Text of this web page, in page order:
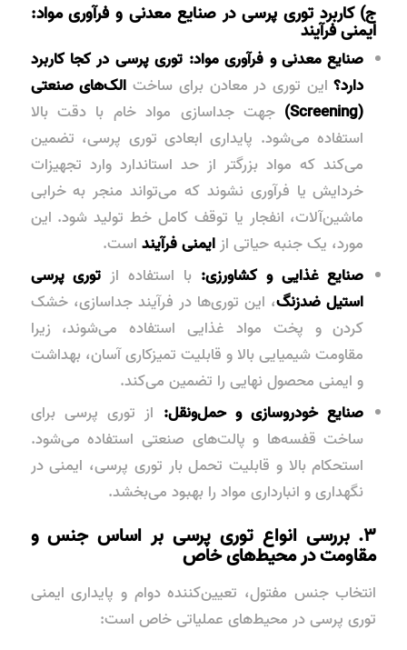
ج) کاربرد توری پرسی در صنایع معدنی و فرآوری مواد:
ایمنی فرآیند
صنایع معدنی و فرآوری مواد: توری پرسی در کجا کاربرد
دارد؟این توری در معادن برای ساخت الک‌های صنعتی
(Screening)
جهت جداسازی مواد خام با دقت بالا
استفاده می‌شود. پایداری ابعادی توری پرسی، تضمین
می‌کند که مواد بزرگتر از حد استاندارد وارد تجهیزات
خردایش یا فرآوری نشوند که می‌تواند منجر به خرابی
ماشین‌آلات، انفجار یا توقف کامل خط تولید شود. این
مورد، یک جنبه حیاتی ازایمنی فرآینداست.
صنایع غذایی و کشاورزی: با استفاده از توری پرسی
استیل ضدزنگ، این توری‌ها در فرآیند جداسازی، خشک
کردن و پخت مواد غذایی استفاده می‌شوند، زیرا
مقاومت شیمیایی بالا و قابلیت تمیزکاری آسان، بهداشت
و ایمنی محصول نهایی را تضمین می‌کند.
صنایع خودروسازی و حمل‌ونقل: از توری پرسی برای
ساخت قفسه‌ها و پالت‌های صنعتی استفاده می‌شود.
استحکام بالا و قابلیت تحمل بار توری پرسی، ایمنی در
نگهداری و انبارداری مواد را بهبود می‌بخشد.
۳. بررسی انواع توری پرسی بر اساس جنس و
مقاومت در محیط‌های خاص
انتخاب جنس مفتول، تعیین‌کننده دوام و پایداری ایمنی
توری پرسی در محیط‌های عملیاتی خاص است: